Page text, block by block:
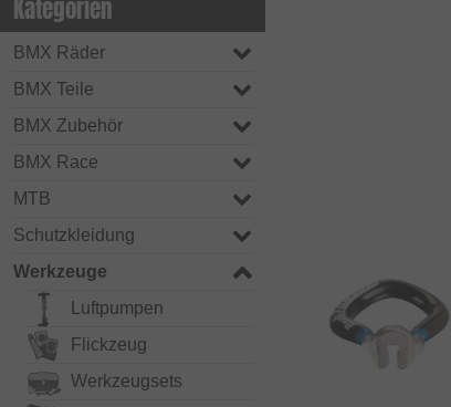
Kategorien
BMX Räder
BMX Teile
BMX Zubehör
BMX Race
MTB
Schutzkleidung
Werkzeuge
Luftpumpen
Flickzeug
Werkzeugsets